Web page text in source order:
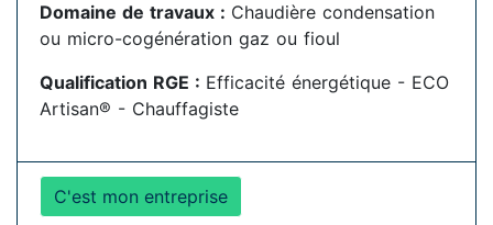
Domaine de travaux : Chaudière condensation
ou micro-cogénération gaz ou fioul
Qualification RGE : Efficacité énergétique - ECO
Artisan® - Chauffagiste
C'est mon entreprise